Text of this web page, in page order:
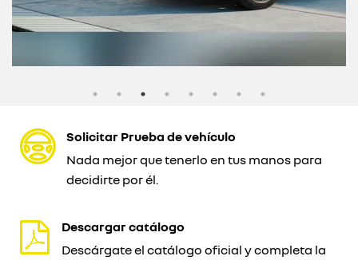
Solicitar Prueba de vehículo
Nada mejor que tenerlo en tus manos para
decidirte por él.
Descargar catálogo
Descárgate el catálogo oficial y completa la